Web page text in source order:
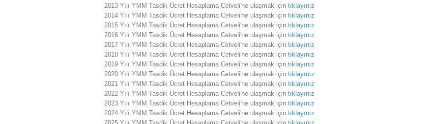
2013 Yılı YMM Tasdik Ücret Hesaplama Cetveli'ne ulaşmak için tıklayınız
2014 Yılı YMM Tasdik Ücret Hesaplama Cetveli'ne ulaşmak için tıklayınız
2015 Yılı YMM Tasdik Ücret Hesaplama Cetveli'ne ulaşmak için tıklayınız
2016 Yılı YMM Tasdik Ücret Hesaplama Cetveli'ne ulaşmak için tıklayınız
2017 Yılı YMM Tasdik Ücret Hesaplama Cetveli'ne ulaşmak için tıklayınız
2018 Yılı YMM Tasdik Ücret Hesaplama Cetveli'ne ulaşmak için tıklayınız
2019 Yılı YMM Tasdik Ücret Hesaplama Cetveli'ne ulaşmak için tıklayınız
2020 Yılı YMM Tasdik Ücret Hesaplama Cetveli'ne ulaşmak için tıklayınız
2021 Yılı YMM Tasdik Ücret Hesaplama Cetveli'ne ulaşmak için tıklayınız
2022 Yılı YMM Tasdik Ücret Hesaplama Cetveli'ne ulaşmak için tıklayınız
2023 Yılı YMM Tasdik Ücret Hesaplama Cetveli'ne ulaşmak için tıklayınız
2024 Yılı YMM Tasdik Ücret Hesaplama Cetveli'ne ulaşmak için tıklayınız